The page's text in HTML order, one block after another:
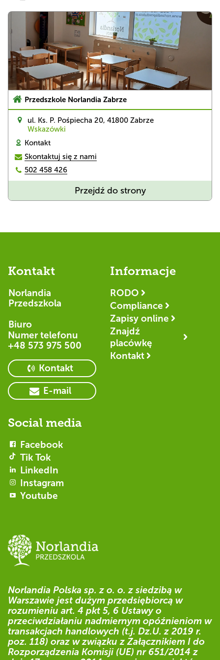
Przedszkole Norlandia Zabrze
ul. Ks. P. Pośpiecha 20, 41800 Zabrze
Wskazówki
Kontakt
Skontaktuj się z nami
502 458 426
Przedszkole
Norlandia
Przejdź do strony
Kontakt
Norlandia
Przedszkola
Biuro
Numer telefonu
+48 573 975 500
Kontakt
E-mail
Informacje
RODO
Compliance
Zapisy online
Znajdź
placówkę
Kontakt
Social media
Facebook
Tik Tok
LinkedIn
Instagram
Youtube
Norlandia Polska sp. z o. o. z siedzibą w
Warszawie jest dużym przedsiębiorcą w
rozumieniu art. 4 pkt 5, 6 Ustawy o
przeciwdziałaniu nadmiernym opóźnieniom w
transakcjach handlowych (t.j. Dz.U. z 2019 r.
poz. 118) oraz w związku z Załącznikiem I do
Rozporządzenia Komisji (UE) nr 651/2014 z